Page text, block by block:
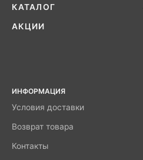
КАТАЛОГ
АКЦИИ
ИНФОРМАЦИЯ
Условия доставки
Возврат товара
Контакты